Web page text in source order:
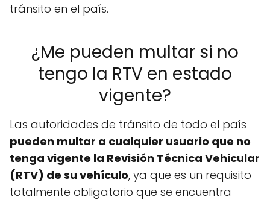
tránsito en el país.
¿Me pueden multar si no
tengo la RTV en estado
vigente?
Las autoridades de tránsito de todo el país
pueden multar a cualquier usuario que no
tenga vigente la Revisión Técnica Vehicular
(RTV) de su vehículo, ya que es un requisito
totalmente obligatorio que se encuentra